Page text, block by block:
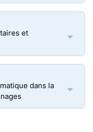
et
dans la